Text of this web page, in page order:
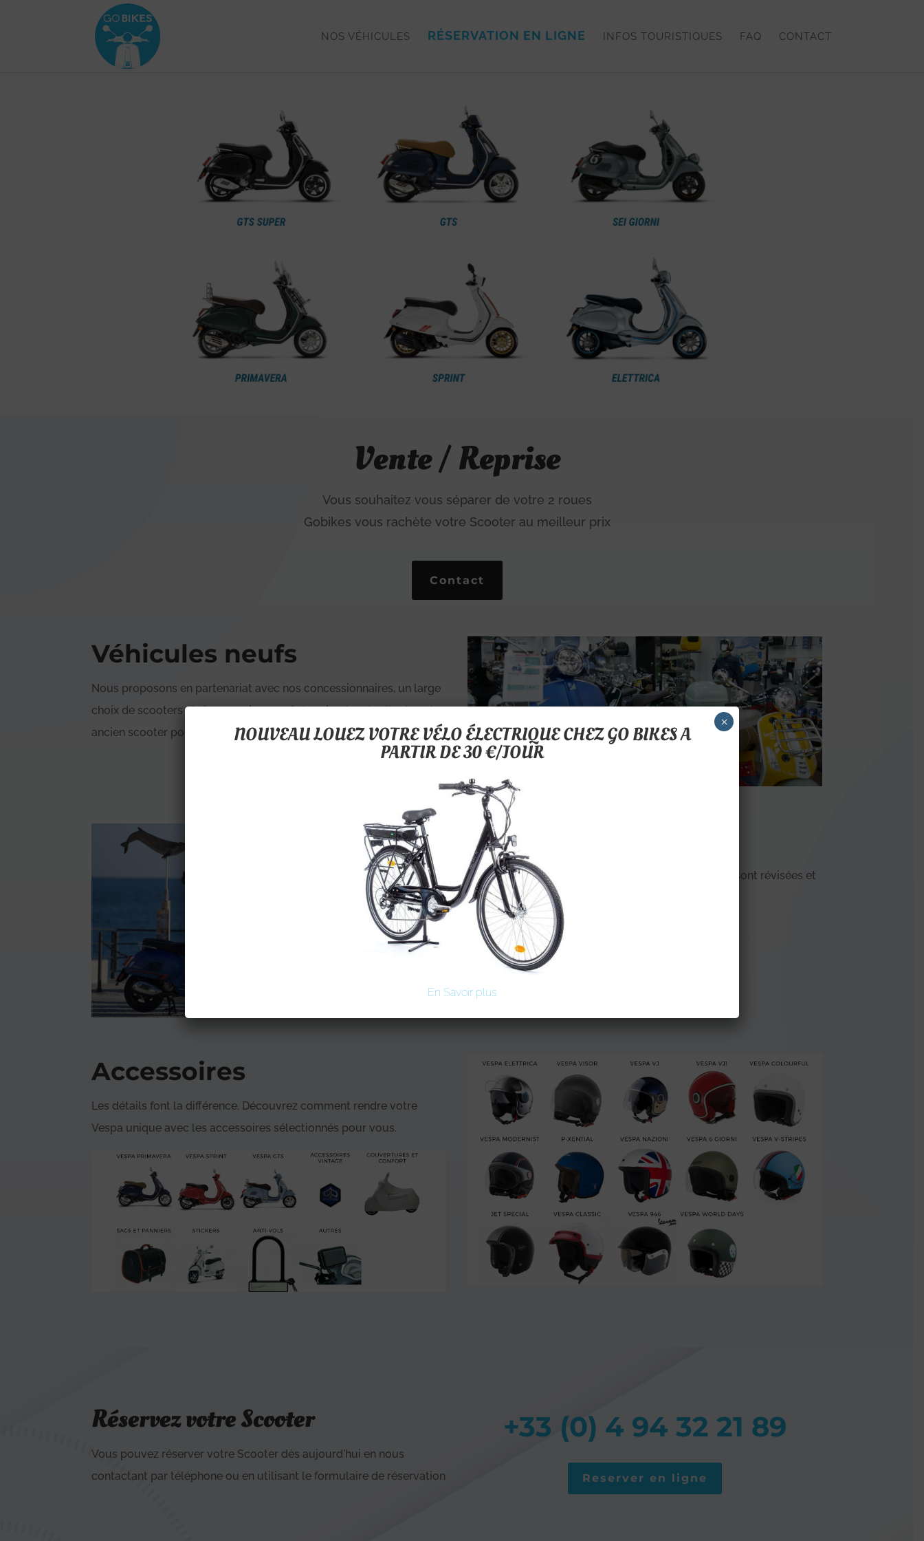
NOS VÉHICULES RÉSERVATION EN LIGNE INFOS TOURISTIQUES FAQ CONTACT
Vente / Reprise
Vous souhaitez vous séparer de votre 2 roues
Gobikes vous rachète votre Scooter au meilleur prix
Contact
Véhicules neufs
Nous proposons en partenariat avec nos concessionnaires, un large
choix de scooters et d’accessoires neufs (reprise éventuelle de votre
ancien scooter pour l’achat d’un véhicule neuf).
Véhicules d’occasion
Chaque année nous vendons notre parc, nos motos sont révisées et
garanties constructeur
Accessoires
Les détails font la différence. Découvrez comment rendre votre
Vespa unique avec les accessoires sélectionnés pour vous.
Réservez votre Scooter
Vous pouvez réserver votre Scooter dès aujourd'hui en nous
contactant par téléphone ou en utilisant le formulaire de réservation
+33 (0) 4 94 32 21 89
Reserver en ligne
NOUVEAU LOUEZ VOTRE VÉLO ÉLECTRIQUE CHEZ GO BIKES A
PARTIR DE 30 €/JOUR
En Savoir plus
×